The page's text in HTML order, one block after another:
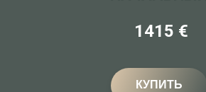
1415 €
КУПИТЬ